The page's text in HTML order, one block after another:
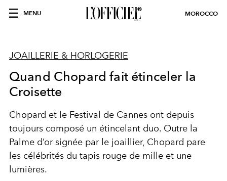
MENU MOROCCO
JOAILLERIE & HORLOGERIE
Quand Chopard fait étinceler la
Croisette
Chopard et le Festival de Cannes ont depuis
toujours composé un étincelant duo. Outre la
Palme d’or signée par le joaillier, Chopard pare
les célébrités du tapis rouge de mille et une
lumières.